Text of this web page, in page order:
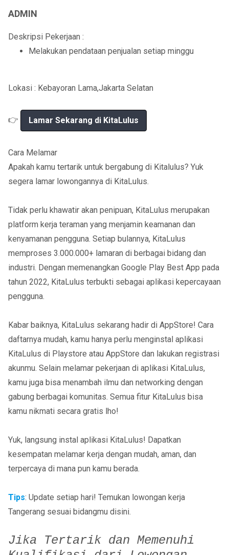
ADMIN
Deskripsi Pekerjaan :
Melakukan pendataan penjualan setiap minggu
Lokasi : Kebayoran Lama,Jakarta Selatan
👉 Lamar Sekarang di KitaLulus
Cara Melamar
Apakah kamu tertarik untuk bergabung di Kitalulus? Yuk
segera lamar lowongannya di KitaLulus.
Tidak perlu khawatir akan penipuan, KitaLulus merupakan
platform kerja teraman yang menjamin keamanan dan
kenyamanan pengguna. Setiap bulannya, KitaLulus
memproses 3.000.000+ lamaran di berbagai bidang dan
industri. Dengan memenangkan Google Play Best App pada
tahun 2022, KitaLulus terbukti sebagai aplikasi kepercayaan
pengguna.
Kabar baiknya, KitaLulus sekarang hadir di AppStore! Cara
daftarnya mudah, kamu hanya perlu menginstal aplikasi
KitaLulus di Playstore atau AppStore dan lakukan registrasi
akunmu. Selain melamar pekerjaan di aplikasi KitaLulus,
kamu juga bisa menambah ilmu dan networking dengan
gabung berbagai komunitas. Semua fitur KitaLulus bisa
kamu nikmati secara gratis lho!
Yuk, langsung instal aplikasi KitaLulus! Dapatkan
kesempatan melamar kerja dengan mudah, aman, dan
terpercaya di mana pun kamu berada.
Tips: Update setiap hari! Temukan lowongan kerja
Tangerang sesuai bidangmu disini.
Jika Tertarik dan Memenuhi